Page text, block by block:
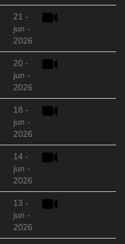
21 -
jun -
2026
20 -
jun -
2026
18 -
jun -
2026
14 -
jun -
2026
13 -
jun -
2026